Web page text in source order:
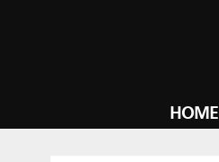
HOME